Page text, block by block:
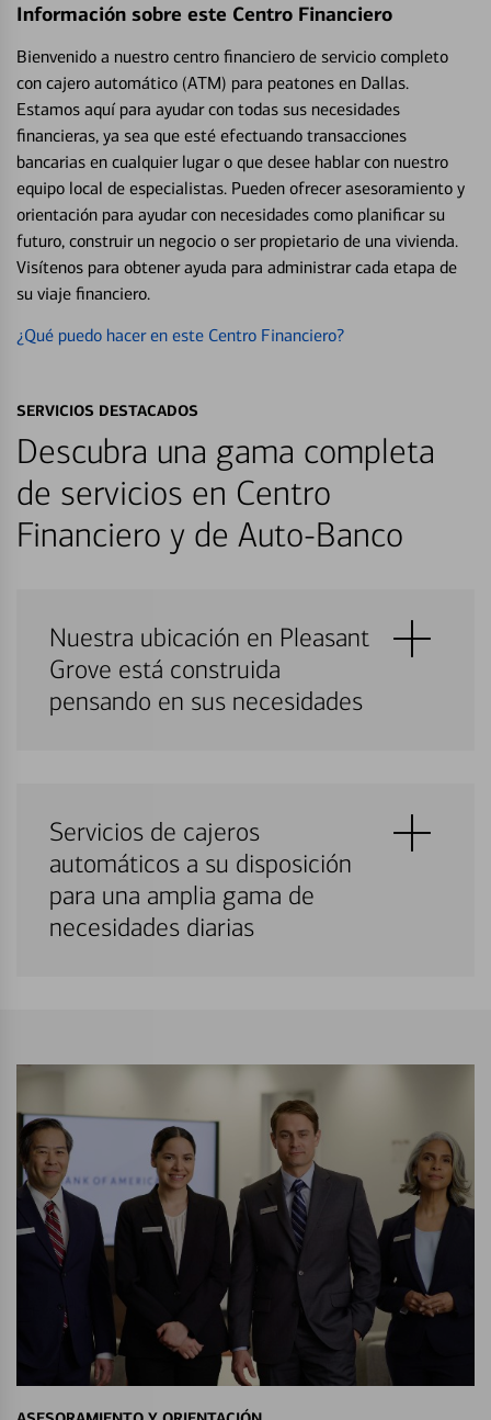
Información sobre este Centro Financiero
Bienvenido a nuestro centro financiero de servicio completo
con cajero automático (ATM) para peatones en Dallas.
Estamos aquí para ayudar con todas sus necesidades
financieras, ya sea que esté efectuando transacciones
bancarias en cualquier lugar o que desee hablar con nuestro
equipo local de especialistas. Pueden ofrecer asesoramiento y
orientación para ayudar con necesidades como planificar su
futuro, construir un negocio o ser propietario de una vivienda.
Visítenos para obtener ayuda para administrar cada etapa de
su viaje financiero.
¿Qué puedo hacer en este Centro Financiero?
SERVICIOS DESTACADOS
Descubra una gama completa
de servicios en Centro
Financiero y de Auto-Banco
Nuestra ubicación en Pleasant
Grove está construida
pensando en sus necesidades
Servicios de cajeros
automáticos a su disposición
para una amplia gama de
necesidades diarias